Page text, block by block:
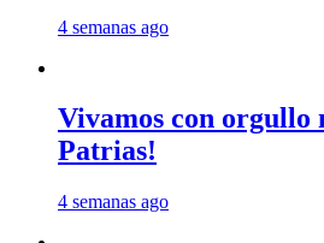
4 semanas ago
Vivamos con orgullo
Patrias!
4 semanas ago